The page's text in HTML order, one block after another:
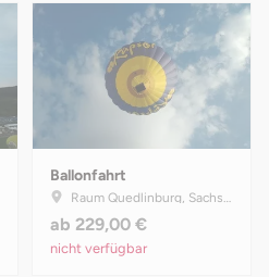
Ballonfahrt
Raum Quedlinburg, Sachsen-Anhalt
ab 229,00 €
nicht verfügbar